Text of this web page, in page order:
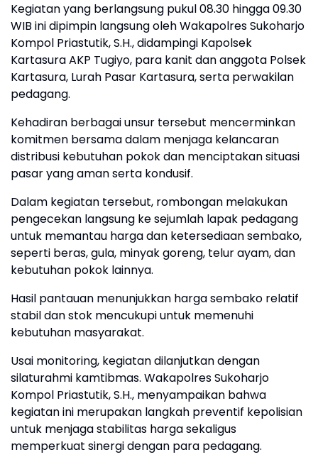
Kegiatan yang berlangsung pukul 08.30 hingga 09.30
WIB ini dipimpin langsung oleh Wakapolres Sukoharjo
Kompol Priastutik, S.H., didampingi Kapolsek
Kartasura AKP Tugiyo, para kanit dan anggota Polsek
Kartasura, Lurah Pasar Kartasura, serta perwakilan
pedagang.
Kehadiran berbagai unsur tersebut mencerminkan
komitmen bersama dalam menjaga kelancaran
distribusi kebutuhan pokok dan menciptakan situasi
pasar yang aman serta kondusif.
Dalam kegiatan tersebut, rombongan melakukan
pengecekan langsung ke sejumlah lapak pedagang
untuk memantau harga dan ketersediaan sembako,
seperti beras, gula, minyak goreng, telur ayam, dan
kebutuhan pokok lainnya.
Hasil pantauan menunjukkan harga sembako relatif
stabil dan stok mencukupi untuk memenuhi
kebutuhan masyarakat.
Usai monitoring, kegiatan dilanjutkan dengan
silaturahmi kamtibmas. Wakapolres Sukoharjo
Kompol Priastutik, S.H., menyampaikan bahwa
kegiatan ini merupakan langkah preventif kepolisian
untuk menjaga stabilitas harga sekaligus
memperkuat sinergi dengan para pedagang.